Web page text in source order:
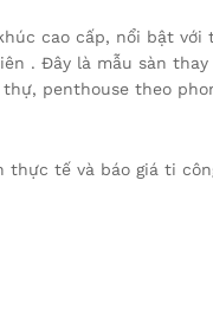
cao cấp, nổi bật với
. Đây là mẫu sàn
penthouse theo
thực tế và báo giá ti